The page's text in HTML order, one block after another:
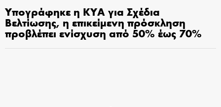
Υπογράφηκε η ΚΥΑ για Σχέδια
Βελτίωσης, η επικείμενη πρόσκληση
προβλέπει ενίσχυση από 50% έως 70%